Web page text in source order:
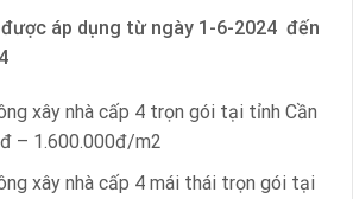
áp dụng từ ngày 1-6-2024 đến
xây nhà cấp 4 trọn gói tại tỉnh Cần
– 1.600.000đ/m2
xây nhà cấp 4 mái thái trọn gói tại